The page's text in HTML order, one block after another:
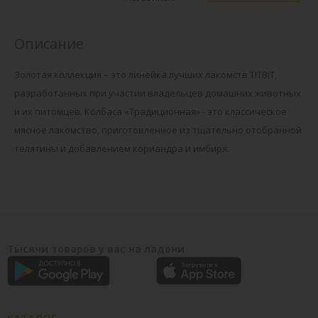
Золотая коллекция – это линейка лучших лакомств TITBIT,
разработанных при участии владельцев домашних животных
и их питомцев. Колбаса «Традиционная» - это классическое
мясное лакомство, приготовленное из тщательно отобранной
телятины и добавлением кориандра и имбиря.